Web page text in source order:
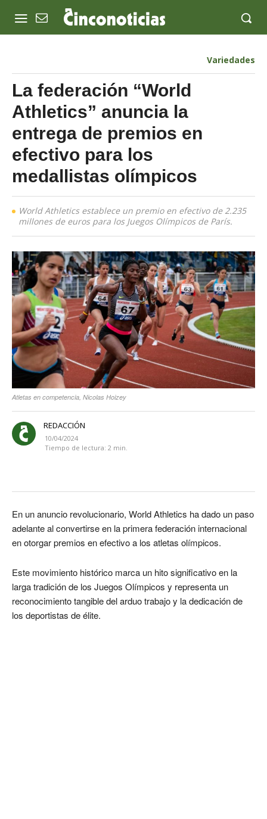
Variedades
La federación “World
Athletics” anuncia la
entrega de premios en
efectivo para los
medallistas olímpicos
World Athletics establece un premio en efectivo de 2.235
millones de euros para los Juegos Olímpicos de París.
Atletas en competencia, Nicolas Hoizey
REDACCIÓN
10/04/2024
Tiempo de lectura: 2 min.
En un anuncio revolucionario, World Athletics ha dado un paso
adelante al convertirse en la primera federación internacional
en otorgar premios en efectivo a los atletas olímpicos.
Este movimiento histórico marca un hito significativo en la
larga tradición de los Juegos Olímpicos y representa un
reconocimiento tangible del arduo trabajo y la dedicación de
los deportistas de élite.